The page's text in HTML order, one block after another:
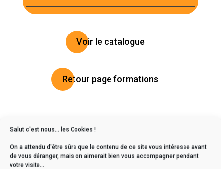
Salut c'est nous... les Cookies !
On a attendu d'être sûrs que le contenu de ce site vous intéresse avant
de vous déranger, mais on aimerait bien vous accompagner pendant
votre visite...
Voir le catalogue
Retour page formations
TYPE DE FORMATION :
En intra
FORMAT :